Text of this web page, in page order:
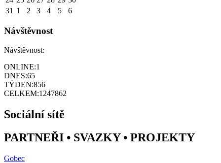
31 1 2 3 4 5 6
Návštěvnost
Návštěvnost:
ONLINE:1
DNES:65
TÝDEN:856
CELKEM:1247862
Sociální sítě
PARTNEŘI • SVAZKY • PROJEKTY
Gobec